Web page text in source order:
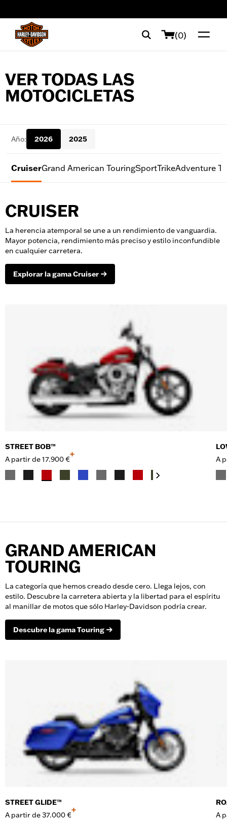
(0)
VER TODAS LAS
MOTOCICLETAS
CruiserGrand American TouringSportTrikeAdventure
Año: 2026 2025
CRUISER
La herencia atemporal se une a un rendimiento de vanguardia.
Mayor potencia, rendimiento más preciso y estilo inconfundible
en cualquier carretera.
Explorar la gama Cruiser
STREET BOB™
A partir de17.900 €
+
A
GRAND AMERICAN
TOURING
La categoría que hemos creado desde cero. Llega lejos, con
estilo. Descubre la carretera abierta y la libertad para el espíritu
al manillar de motos que sólo Harley-Davidson podría crear.
Descubre la gama Touring
STREET GLIDE™
A partir de37.000 €
+
A